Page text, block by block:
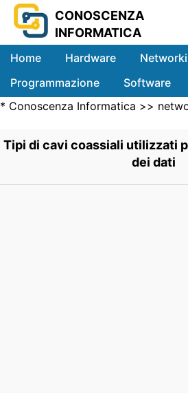
CONOSCENZA
INFORMATICA
Home Hardware
Programmazione
Software
Sistemi
* Conoscenza Informatica >>
Tipi di cavi coassiali utilizzati
dei dati